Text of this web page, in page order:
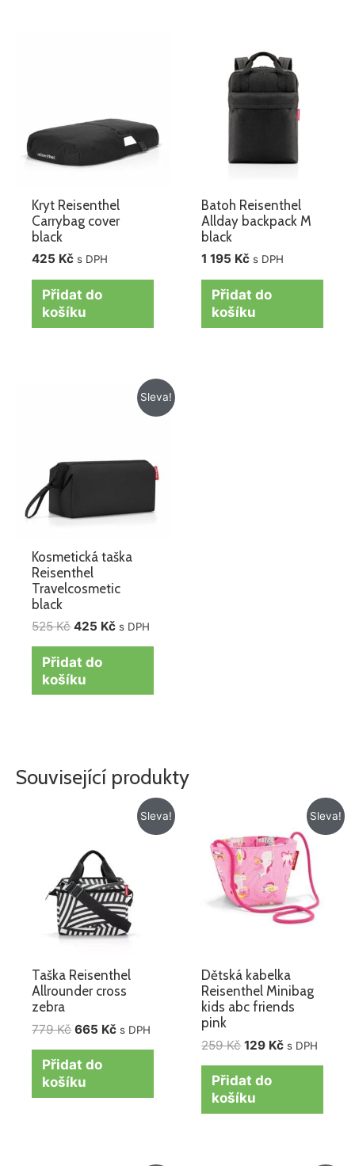
Kryt Reisenthel
Carrybag cover
black
425 Kč s DPH
Přidat do
košíku
Batoh Reisenthel
Allday backpack M
black
1 195 Kč s DPH
Přidat do
košíku
Sleva!
Kosmetická taška
Reisenthel
Travelcosmetic
black
525Kč 425 Kč
Aktuální
cena
s DPH
Přidat do
košíku
Související produkty
Sleva!
Taška Reisenthel
Allrounder cross
zebra
779Kč
779 Kč.
665 Kč
Aktuální
cena
s DPH
Přidat do
košíku
Sleva!
Dětská kabelka
Reisenthel Minibag
kids abc friends
pink
259Kč
byla:
259 Kč.
129 Kč
Aktuální
cena
je:
129 Kč.
s DPH
Přidat do
košíku